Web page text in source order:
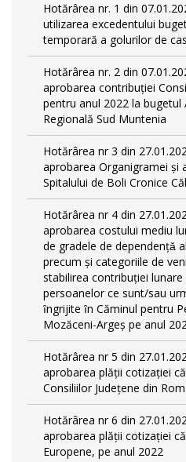
Hotărârea nr. 1 din
utilizarea excedentului
temporară a golurilor de
Hotărârea nr. 2 din
aprobarea contribuției
pentru anul 2022 la
Regională Sud Muntenia
Hotărârea nr 3 din
aprobarea Organigramei și
Spitalului de Boli Cronice
Hotărârea nr 4 din
aprobarea costului mediu
de gradele de dependențǎ
precum și categoriile de
stabilirea contribuției
persoanelor ce sunt/sau
ȋngrijite ȋn Căminul pentru
Mozăceni-Argeș pe anul
Hotărârea nr 5 din
aprobarea plății cotizației
Consiliilor Județene din
Hotărârea nr 6 din
aprobarea plății cotizației
Europene, pe anul 2022